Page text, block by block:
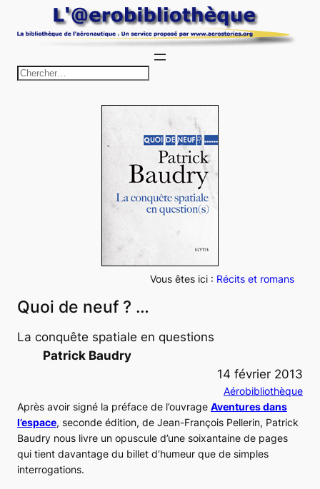
au
e
r
c
h
Vous êtes ici : Récits et romans
Quoi de neuf ? …
La conquête spatiale en questions
Patrick Baudry
14 février 2013
Aérobibliothèque
Après avoir signé la préface de l’ouvrage Aventures dans
l’espace, seconde édition, de Jean-François Pellerin, Patrick
Baudry nous livre un opuscule d’une soixantaine de pages
qui tient davantage du billet d’humeur que de simples
interrogations.